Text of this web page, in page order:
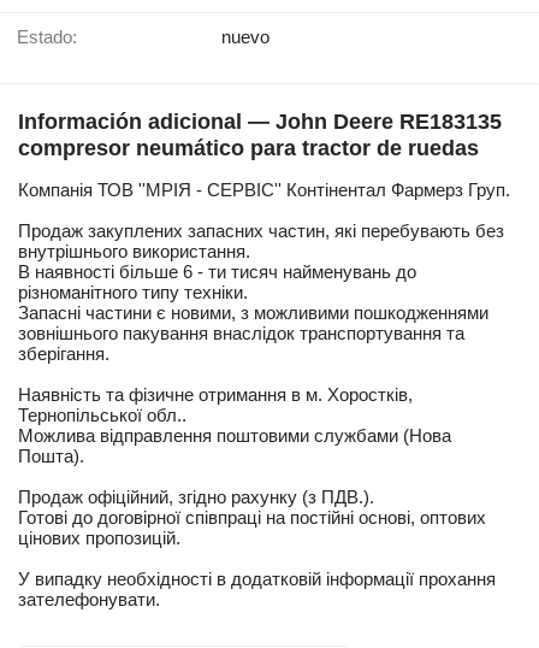
Estado: nuevo
Información adicional — John Deere RE183135
compresor neumático para tractor de ruedas
Компанія ТОВ ''МРІЯ - СЕРВІС'' Контінентал Фармерз Груп.
Продаж закуплених запасних частин, які перебувають без
внутрішнього використання.
В наявності більше 6 - ти тисяч найменувань до
різноманітного типу техніки.
Запасні частини є новими, з можливими пошкодженнями
зовнішнього пакування внаслідок транспортування та
зберігання.
Наявність та фізичне отримання в м. Хоростків,
Тернопільської обл..
Можлива відправлення поштовими службами (Нова
Пошта).
Продаж офіційний, згідно рахунку (з ПДВ.).
Готові до договірної співпраці на постійні основі, оптових
цінових пропозицій.
У випадку необхідності в додатковій інформації прохання
зателефонувати.